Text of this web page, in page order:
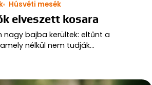
Húsvéti mesék
elveszett kosara
nagy bajba kerültek: eltűnt a
nélkül nem tudják…